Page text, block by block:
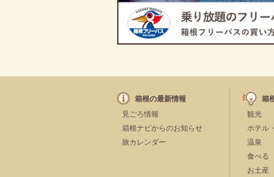
箱根の最新情報
見ごろ情報
箱根ナビからのお知らせ
旅カレンダー
箱
観光
ホテル
温泉
食べる
お土産